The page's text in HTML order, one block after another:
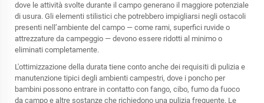
dove le attività svolte durante il campo generano il maggiore potenziale
di usura. Gli elementi stilistici che potrebbero impigliarsi negli ostacoli
presenti nell’ambiente del campo — come rami, superfici ruvide o
attrezzature da campeggio — devono essere ridotti al minimo o
eliminati completamente.
L'ottimizzazione della durata tiene conto anche dei requisiti di pulizia e
manutenzione tipici degli ambienti campestri, dove i poncho per
bambini possono entrare in contatto con fango, cibo, fumo da fuoco
da campo e altre sostanze che richiedono una pulizia frequente. Le